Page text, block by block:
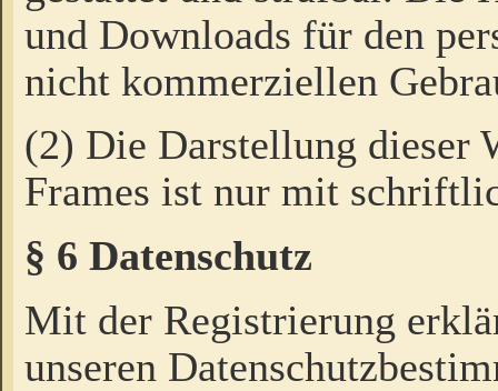
und Downloads für den
nicht kommerziellen
(2) Die Darstellung dieser
Frames ist nur mit
§ 6 Datenschutz
Mit der Registrierung
unseren